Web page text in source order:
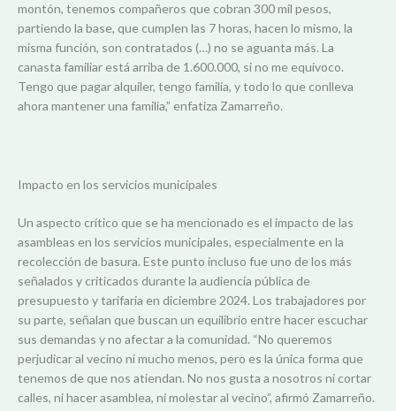
montón, tenemos compañeros que cobran 300 mil pesos,
partiendo la base, que cumplen las 7 horas, hacen lo mismo, la
misma función, son contratados (…) no se aguanta más. La
canasta familiar está arriba de 1.600.000, si no me equivoco.
Tengo que pagar alquiler, tengo familia, y todo lo que conlleva
ahora mantener una familia,” enfatiza Zamarreño.
Impacto en los servicios municipales
Un aspecto crítico que se ha mencionado es el impacto de las
asambleas en los servicios municipales, especialmente en la
recolección de basura. Este punto incluso fue uno de los más
señalados y criticados durante la audiencia pública de
presupuesto y tarifaria en diciembre 2024. Los trabajadores por
su parte, señalan que buscan un equilibrio entre hacer escuchar
sus demandas y no afectar a la comunidad. “No queremos
perjudicar al vecino ni mucho menos, pero es la única forma que
tenemos de que nos atiendan. No nos gusta a nosotros ni cortar
calles, ni hacer asamblea, ni molestar al vecino”, afirmó Zamarreño.